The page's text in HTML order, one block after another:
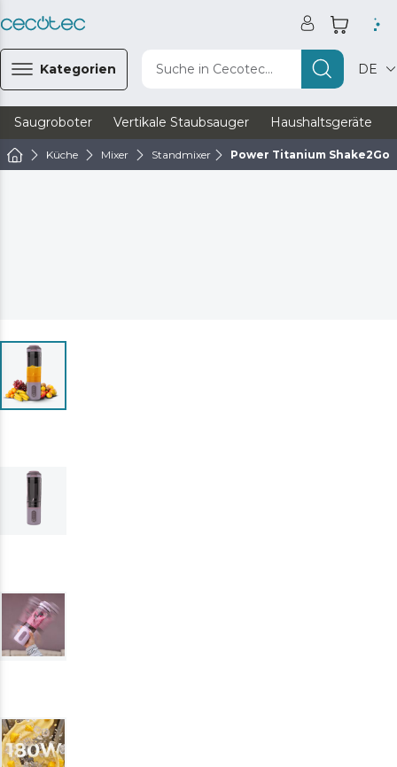
Kategorien Suche in Cecotec... DE
Saugroboter Vertikale Staubsauger Haushaltsgeräte
Küche Mixer Standmixer Power Titanium Shake2Go